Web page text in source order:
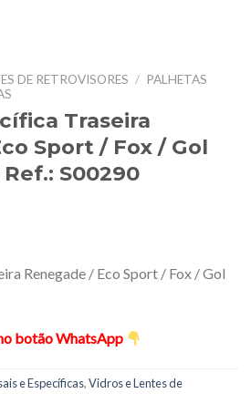
DE RETROVISORES / PALHETAS
Traseira
Sport / Fox / Gol
S00290
Renegade / Eco Sport / Fox / Gol
botão WhatsApp
e Específicas,Vidros e Lentes de